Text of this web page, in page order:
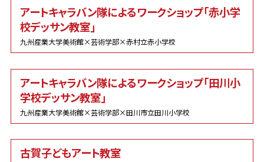
アートキャラバン隊によるワークショップ「赤小学
校デッサン教室」
九州産業大学美術館×芸術学部×赤村立赤小学校
アートキャラバン隊によるワークショップ「田川小
学校デッサン教室」
九州産業大学美術館×芸術学部×田川市立田川小学校
古賀子どもアート教室